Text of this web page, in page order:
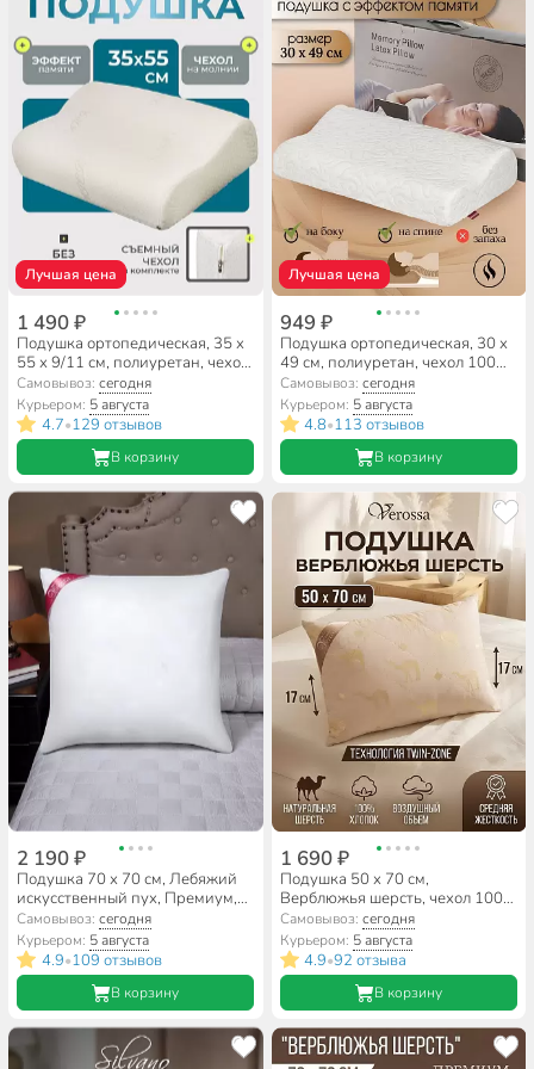
Лучшая цена
1 490 ₽
Подушка ортопедическая, 35 х
55 х 9/11 см, полиуретан, чехол
100% полиэстер, мягкая,
Silvano, Y3-595
Самовывоз:сегодня
Курьером: 5 августа
4.7•129 отзывов
В корзину
Лучшая цена
949 ₽
Подушка ортопедическая, 30 х
49 см, полиуретан, чехол 100%
полиэстер, мягкая, Silvano, Y3-
596
Самовывоз: сегодня
Курьером: 5 августа
4.8•113 отзывов
В корзину
2 190 ₽
Подушка 70 х 70 см, Лебяжий
искусственный пух, Премиум,
чехол хлопок, Verossa,
169517/141263
Самовывоз:сегодня
Курьером: 5 августа
4.9•109 отзывов
В корзину
1 690 ₽
Подушка 50 х 70 см,
Верблюжья шерсть, чехол 100%
хлопок, Verossa, 170921
Самовывоз: сегодня
Курьером: 5 августа
4.9•92 отзыва
В корзину